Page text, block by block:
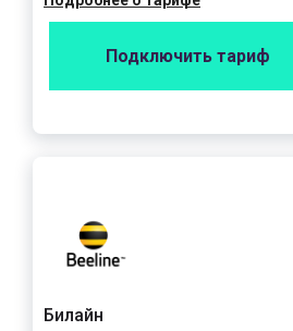
Подключить тариф
Билайн